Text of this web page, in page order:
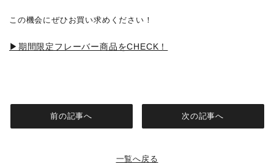
この機会にぜひお買い求めください！
▶期間限定フレーバー商品をCHECK！
前の記事へ
一覧へ戻る
次の記事へ